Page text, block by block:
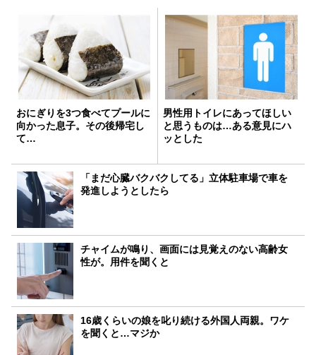
おにぎりを3つ食べてプールに
向かった息子。その後帰宅し
て…
男性用トイレにあってほしい
と思うものは…ある意見にハ
ッとした
「まだ心臓バクバクしてる」立体駐車場で車を
発進しようとしたら
チャイムが鳴り、画面には見覚えのない高齢女
性が。用件を聞くと
16歳くらいの娘を叱り続ける外国人両親。ワケ
を聞くと…マジか